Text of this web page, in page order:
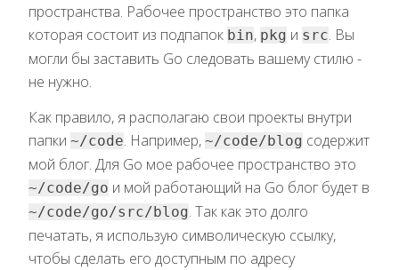
пространства. Рабочее пространство это папка
которая состоит из подпапок bin, pkg и src. Вы
могли бы заставить Go следовать вашему стилю -
не нужно.
Как правило, я располагаю свои проекты внутри
папки ~/code. Например, ~/code/blog содержит
мой блог. Для Go мое рабочее пространство это
~/code/go и мой работающий на Go блог будет в
~/code/go/src/blog. Так как это долго
печатать, я использую символическую ссылку,
чтобы сделать его доступным по адресу